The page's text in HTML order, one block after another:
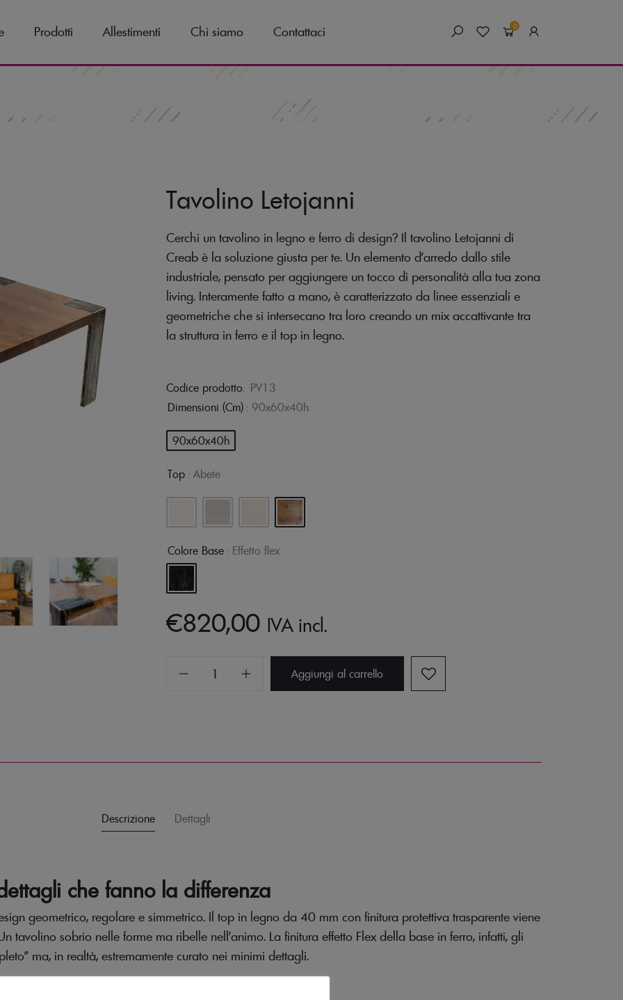
Prodotti Allestimenti Chi siamo Contattaci 0
Tavolino Letojanni
Cerchi un tavolino in legno e ferro di design? Il tavolino Letojanni di
Creab è la soluzione giusta per te. Un elemento d’arredo dallo stile
industriale, pensato per aggiungere un tocco di personalità alla tua zona
living. Interamente fatto a mano, è caratterizzato da linee essenziali e
geometriche che si intersecano tra loro creando un mix accattivante tra
la struttura in ferro e il top in legno.
Codice prodotto: PV13
Dimensioni (cm) : 90x60x40h
90x60x40h
Top : Abete
Colore Base : Effetto flex
€820,00 IVA incl.
Aggiungi al carrello
Descrizione Dettagli
che fanno la differenza
geometrico, regolare e simmetrico. Il top in legno da 40 mm con finitura protettiva trasparente viene
tavolino sobrio nelle forme ma ribelle nell’animo. La finitura effetto Flex della base in ferro, infatti, gli
ma, in realtà, estremamente curato nei minimi dettagli.